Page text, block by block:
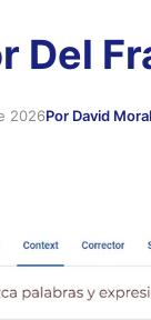
Del
2026Por David